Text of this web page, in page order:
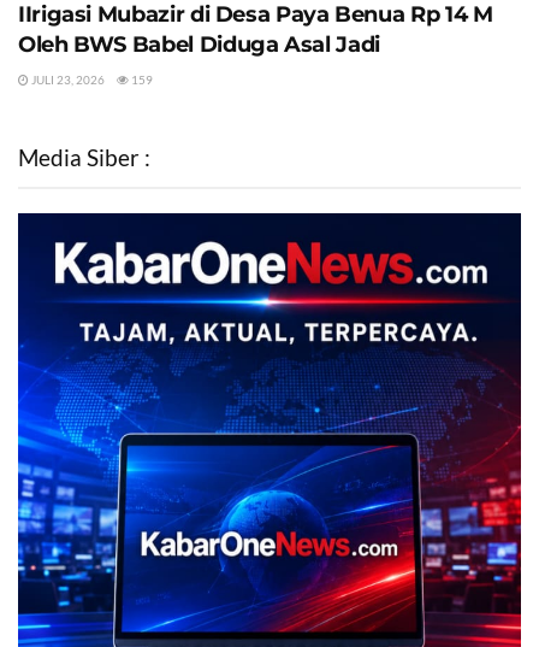
IIrigasi Mubazir di Desa Paya Benua Rp 14 M
Oleh BWS Babel Diduga Asal Jadi
JULI 23, 2026 159
Media Siber :